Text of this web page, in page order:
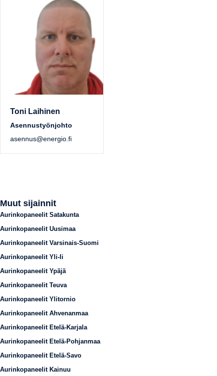
Toni Laihinen
Asennustyönjohto
asennus@energio.fi
Muut sijainnit
Aurinkopaneelit Satakunta
Aurinkopaneelit Uusimaa
Aurinkopaneelit Varsinais-Suomi
Aurinkopaneelit Yli-Ii
Aurinkopaneelit Ypäjä
Aurinkopaneelit Teuva
Aurinkopaneelit Ylitornio
Aurinkopaneelit Ahvenanmaa
Aurinkopaneelit Etelä-Karjala
Aurinkopaneelit Etelä-Pohjanmaa
Aurinkopaneelit Etelä-Savo
Aurinkopaneelit Kainuu